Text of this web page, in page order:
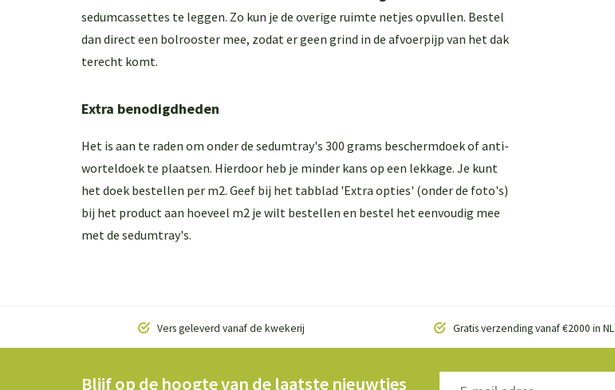
sedumcassettes te leggen. Zo kun je de overige ruimte netjes opvullen. Bestel
dan direct een bolrooster mee, zodat er geen grind in de afvoerpijp van het dak
terecht komt.
Extra benodigdheden
Het is aan te raden om onder de sedumtray's 300 grams beschermdoekof anti-
worteldoek te plaatsen. Hierdoor heb je minder kans op een lekkage. Je kunt
het doek bestellen per m2. Geef bij het tabblad 'Extra opties' (onder de foto's)
bij het product aan hoeveel m2 je wilt bestellen en bestel het eenvoudig mee
met de sedumtray's.
Vers geleverd vanaf de kwekerij Gratis verzending vanaf €2000 in NL
Blijf op de hoogte van de laatste nieuwtjes